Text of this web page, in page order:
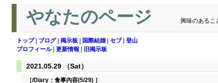
やなたのページ 興味のあるこ
トップ| ブログ| 掲示板 国際結婚 セブ| 登山
プロフィール| 更新情報 旧掲示板
2021.05.29 （Sat）
［/Diary： 食事内容(5/29) ］